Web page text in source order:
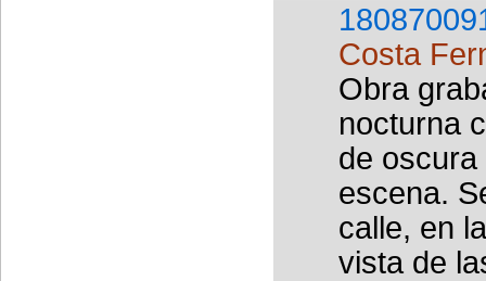
Costa
Obra
nocturna
de
escena.
calle, en
vista de